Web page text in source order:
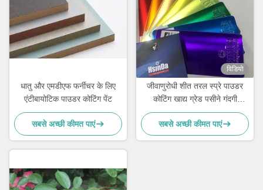
धातु और एमडीएफ फर्नीचर के लिए
एंटीबायोटिक पाउडर कोटिंग पेंट
सबसे अच्छी कीमत पाएं
विडियो
जीवाणुरोधी शीत तरल स्प्रे पाउडर
कोटिंग खाद्य ग्रेड पसीने गंदगी
प्रतिरोधी
सबसे अच्छी कीमत पाएं